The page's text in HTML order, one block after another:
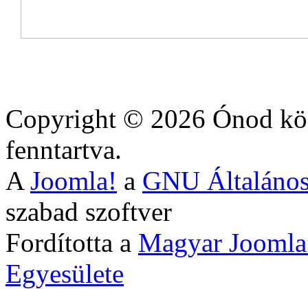
Copyright © 2026 Ónod
fenntartva.
A Joomla! a GNU
szabad szoftver
Fordította a Magyar
Egyesülete